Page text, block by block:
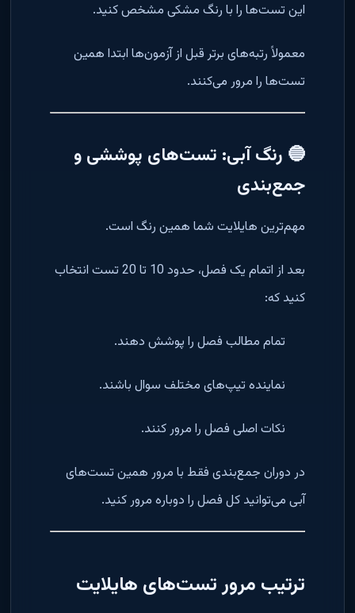
این تست‌ها را با رنگ مشکی مشخص کنید.
معمولاً رتبه‌های برتر قبل از آزمون‌ها ابتدا همین
تست‌ها را مرور می‌کنند.
🔵 رنگ آبی: تست‌های پوششی و
جمع‌بندی
مهم‌ترین هایلایت شما همین رنگ است.
بعد از اتمام یک فصل، حدود 10 تا 20 تست انتخاب
کنید که:
تمام مطالب فصل را پوشش دهند.
نماینده تیپ‌های مختلف سوال باشند.
نکات اصلی فصل را مرور کنند.
در دوران جمع‌بندی فقط با مرور همین تست‌های
آبی می‌توانید کل فصل را دوباره مرور کنید.
ترتیب مرور تست‌های هایلایت